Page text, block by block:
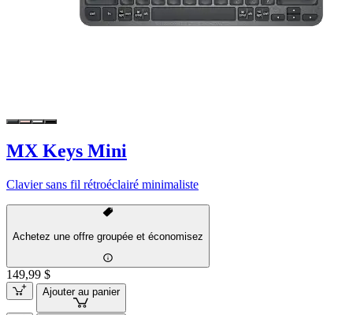
MX Keys Mini
Clavier sans fil rétroéclairé minimaliste
Achetez une offre groupée et économisez
149,99 $
Ajouter au panier